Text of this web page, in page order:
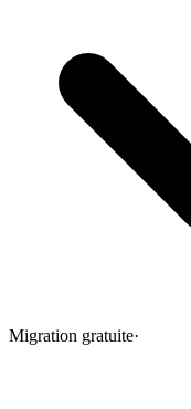
Migration gratuite·